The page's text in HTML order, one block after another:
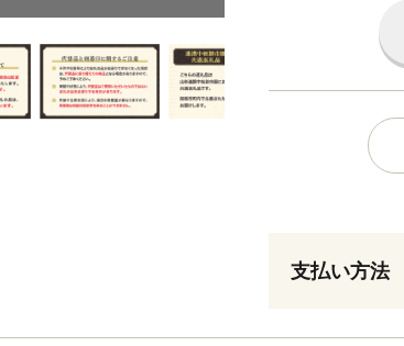
支払い方法